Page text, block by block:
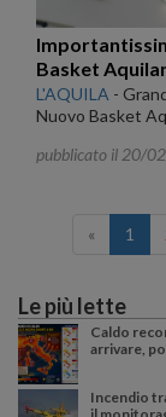
Basket
L'AQUILA -
Nuovo Basket
pubblicato il 20/
« 1
Le più lette
Caldo
arrivare,
Incendio